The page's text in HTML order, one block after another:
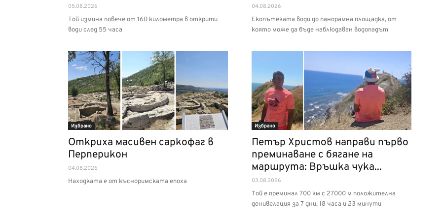
05.08.2026
Той измина повече от 160 километра в открити
води след 55 часа
04.08.2026
Екопътеката води до панорамна площадка, от
която може да бъде наблюдаван водопадът
Избрано
Откриха масивен саркофаг в
Перперикон
04.08.2026
Находката е от късноримската епоха
Избрано
Петър Христов направи първо
преминаване с бягане на
маршрута: Връшка чука...
03.08.2026
Той е преминал 700 км с 27000 м положителна
денивелация за 7 дни, 18 часа и 23 минути